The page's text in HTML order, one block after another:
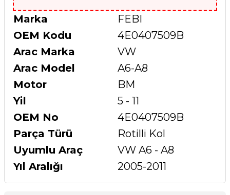
Marka
FEBI
OEM Kodu
4E0407509B
Arac Marka
VW
Arac Model
A6-A8
Motor
BM
Yil
5 - 11
OEM No
4E0407509B
Parça Türü
Rotilli Kol
Uyumlu Araç
VW A6 - A8
Yıl Aralığı
2005-2011